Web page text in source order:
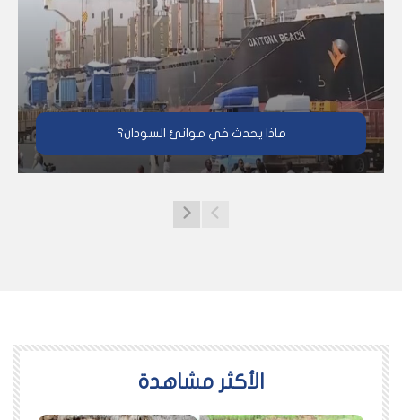
ماذا يحدث في موانئ السودان؟
اﻷكثر مشاهدة